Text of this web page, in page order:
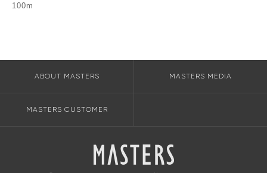
100m
ABOUT MASTERS MASTERS MEDIA
MASTERS CUSTOMER